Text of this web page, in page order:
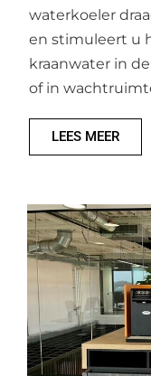
waterkoeler
en stimuleert u
kraanwater in
of in
LEES MEER